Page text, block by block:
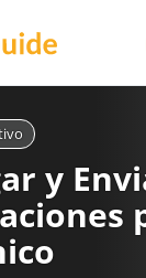
y